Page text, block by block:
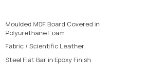
Moulded MDF Board Covered in
Polyurethane Foam
Fabric / Scientific Leather
Steel Flat Bar in Epoxy Finish